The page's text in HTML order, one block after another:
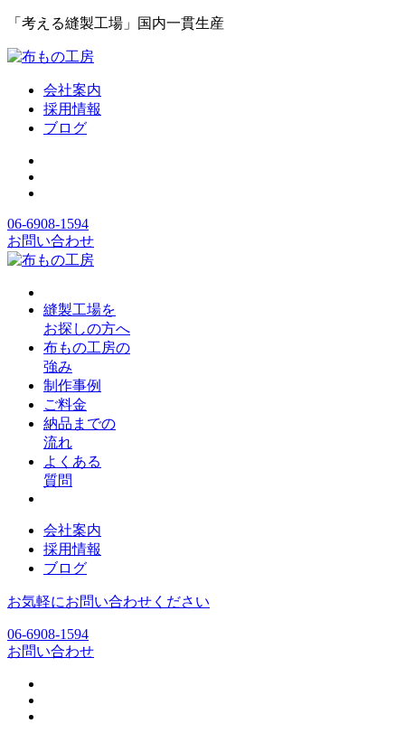
「考える縫製工場」国内一貫生産
会社案内
採用情報
ブログ
06-6908-1594
お問い合わせ
縫製工場を
お探しの方へ
布もの工房の
強み
制作事例
ご料金
納品までの
流れ
よくある
質問
会社案内
採用情報
ブログ
お気軽にお問い合わせください
06-6908-1594
お問い合わせ